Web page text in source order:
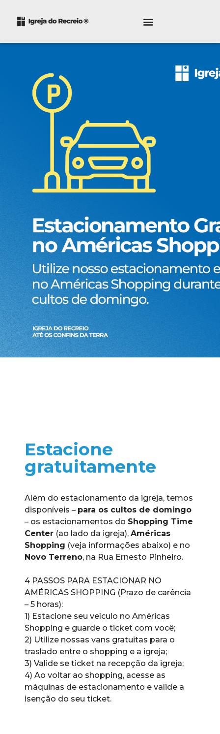
Estacione
gratuitamente
Além do estacionamento da igreja, temos
disponíveis – para os cultos de domingo
– os estacionamentos do Shopping Time
Center (ao lado da igreja), Américas
Shopping (veja informações abaixo) e no
Novo Terreno, na Rua Ernesto Pinheiro.
4 PASSOS PARA ESTACIONAR NO
AMÉRICAS SHOPPING (Prazo de carência
– 5 horas):
1) Estacione seu veículo no Américas
Shopping e guarde o ticket com você;
2) Utilize nossas vans gratuitas para o
traslado entre o shopping e a igreja;
3) Valide se ticket na recepção da igreja;
4) Ao voltar ao shopping, acesse as
máquinas de estacionamento e valide a
isenção do seu ticket.